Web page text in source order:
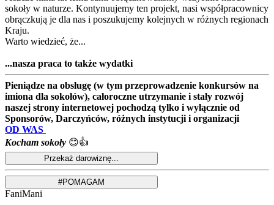
sokoły w naturze. Kontynuujemy ten projekt, nasi współpracownicy
obrączkują je dla nas i poszukujemy kolejnych w różnych regionach
Kraju.
Warto wiedzieć, że...
...nasza praca to także wydatki
Pieniądze na obsługę (w tym przeprowadzenie konkursów na
imiona dla sokołów), całoroczne utrzymanie i stały rozwój
naszej strony internetowej pochodzą tylko i wyłącznie od
Sponsorów, Darczyńców, różnych instytucji i organizacji
OD WAS
Kocham sokoły 😊👍
FaniMani